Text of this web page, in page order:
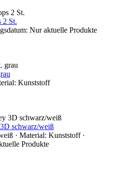
2 St.
Nur aktuelle Produkte
Kunststoff
schwarz/weiß
· Material: Kunststoff ·
Produkte